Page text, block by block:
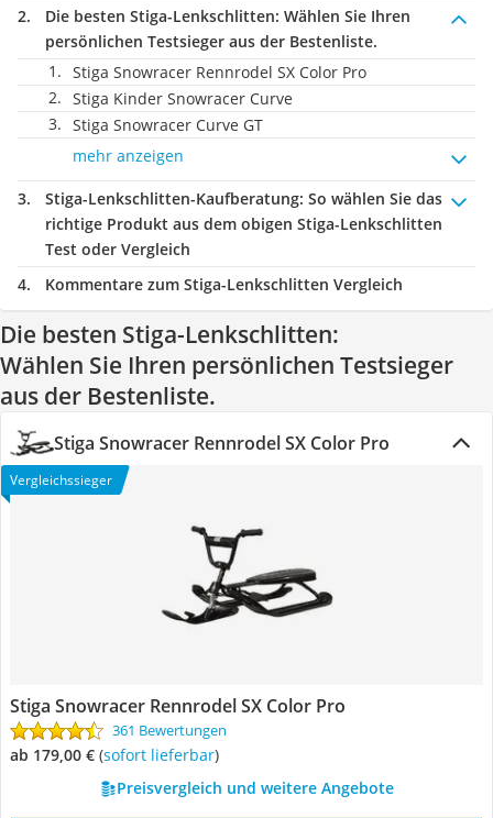
Die besten Stiga-Lenkschlitten: Wählen Sie Ihren
persönlichen Testsieger aus der Bestenliste.
Stiga Snowracer Rennrodel SX Color Pro
Stiga Kinder Snowracer Curve
Stiga Snowracer Curve GT
mehr anzeigen
Stiga-Lenkschlitten-Kaufberatung: So wählen Sie das
richtige Produkt aus dem obigen Stiga-Lenkschlitten
Test oder Vergleich
Kommentare zum Stiga-Lenkschlitten Vergleich
Die besten Stiga-Lenkschlitten:
Wählen Sie Ihren persönlichen Testsieger
aus der Bestenliste.
Stiga Snowracer Rennrodel SX Color Pro
Vergleichssieger
Stiga Snowracer Rennrodel SX Color Pro
361 Bewertungen
ab 179,00 € ( Sofort lieferbar)
Preisvergleich und weitere Angebote